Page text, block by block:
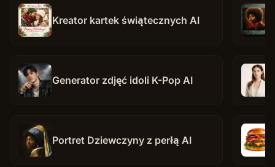
Kreator kartek świątecznych AI
Generator zdjęć idoli K-Pop AI
Portret Dziewczyny z perłą AI